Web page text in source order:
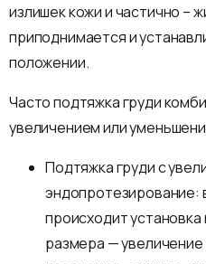
излишек кожи и частично –
приподнимается и
положении.
Часто подтяжка груди
увеличением или
Подтяжка груди с
эндопротезирование:
происходит
размера —